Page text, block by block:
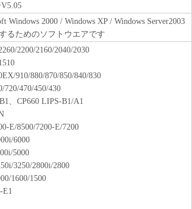
Windows 2000 / Windows XP / Windows Server2003
るためのソフトウエアです
2200/2160/2040/2030
910/880/870/850/840/830
720/470/450/430
、CP660 LIPS-B1/A1
E/8500/7200-E/7200
6000
5000
3250/2800i/2800
1600/1500
E1